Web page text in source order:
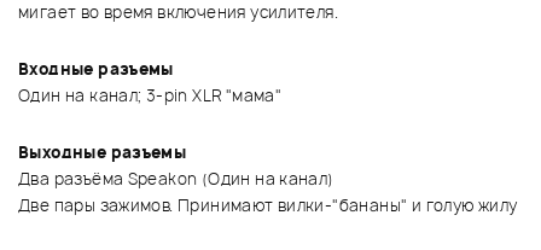
мигает во время включения усилителя.
Входные разъемы
Один на канал; 3-pin XLR "мама"
Выходные разъемы
Два разъёма Speakon (Один на канал)
Две пары зажимов. Принимают вилки-"бананы" и голую жилу